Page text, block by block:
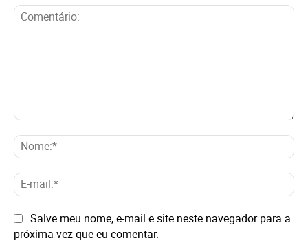
E-
Site: Salve meu nome, e-mail e site neste navegador para a
próxima vez que eu comentar.